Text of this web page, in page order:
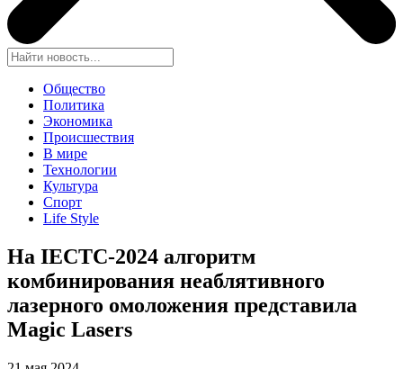
Общество
Политика
Экономика
Происшествия
В мире
Технологии
Культура
Спорт
Life Style
На IECTC-2024 алгоритм
комбинирования неаблятивного
лазерного омоложения представила
Magic Lasers